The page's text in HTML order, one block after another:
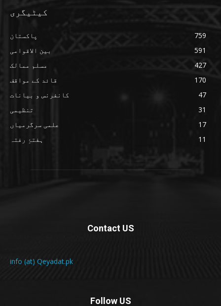
کیٹیگری
پاکستان
759
بین الاقوامی
591
مسلم ممالک
427
قائد کے مواقف
170
کانفرنس و بیانات
47
تنظیمی
31
علمی سرگرمیاں
17
ہفتۂِ رفتہ
11
Contact US
info (at) Qeyadat.pk
Follow US